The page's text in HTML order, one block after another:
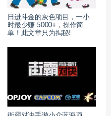
日进斗金的灰色项目，一小
时最少赚 5000+，操作简
单！此文章只为揭秘!